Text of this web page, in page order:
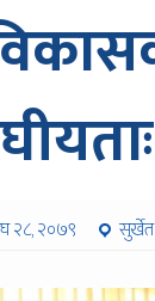
२८, २०७९
सुर्खेत